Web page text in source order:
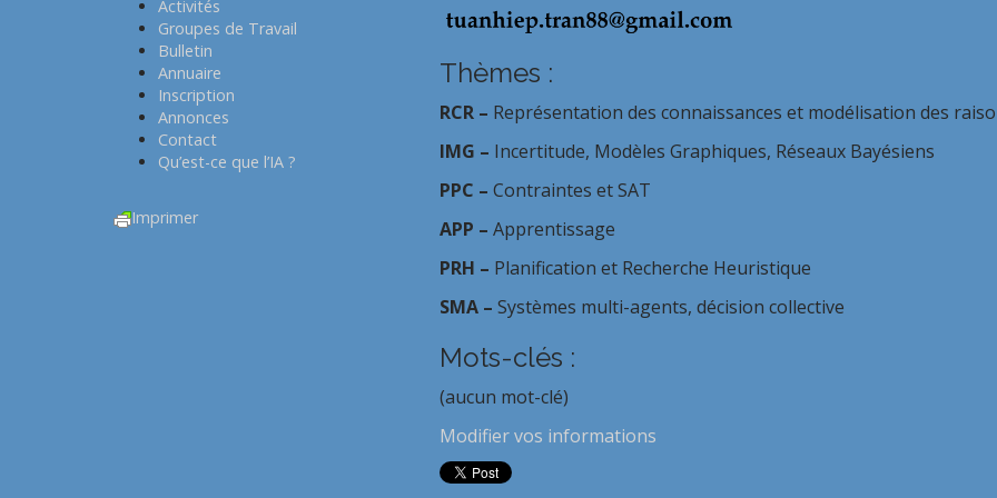
Thèmes :
RCR – Représentation des connaissances et modélisation des
IMG – Incertitude, Modèles Graphiques, Réseaux Bayésiens
PPC – Contraintes et SAT
APP – Apprentissage
PRH – Planification et Recherche Heuristique
SMA – Systèmes multi-agents, décision collective
Mots-clés :
(aucun mot-clé)
Modifier vos informations
Activités
Groupes de Travail
Bulletin
Annuaire
Inscription
Annonces
Contact
Qu’est-ce que l’IA ?
Imprimer